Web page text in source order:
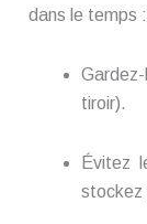
dans le temps :
Gardez-
tiroir).
Évitez
stockez